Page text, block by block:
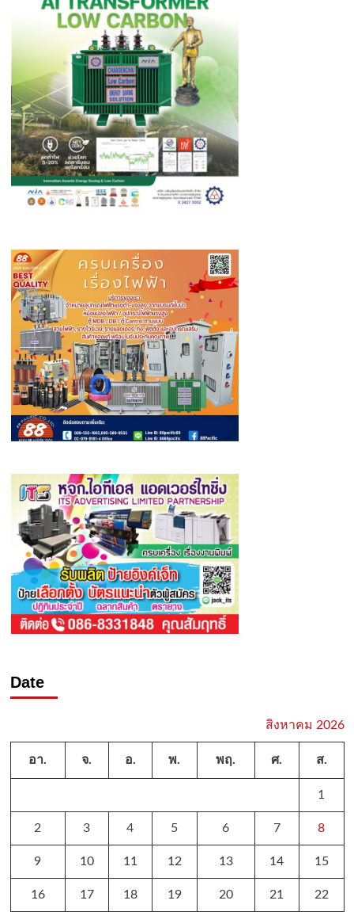
Date
สิงหาคม 2026
อา. จ. อ. พ. พฤ. ศ. ส.
1
2 3 4 5 6 7 8
9 10 11 12 13 14 15
16 17 18 19 20 21 22